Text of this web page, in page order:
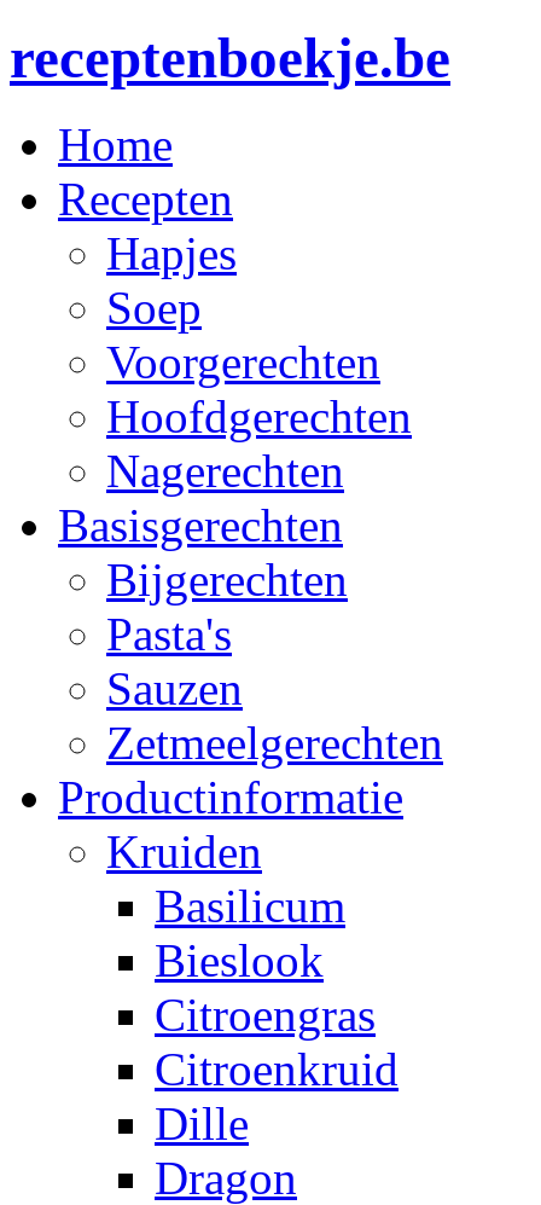
receptenboekje.be
Home
Recepten
Hapjes
Soep
Voorgerechten
Hoofdgerechten
Nagerechten
Basisgerechten
Bijgerechten
Pasta's
Sauzen
Zetmeelgerechten
Productinformatie
Kruiden
Basilicum
Bieslook
Citroengras
Citroenkruid
Dille
Dragon